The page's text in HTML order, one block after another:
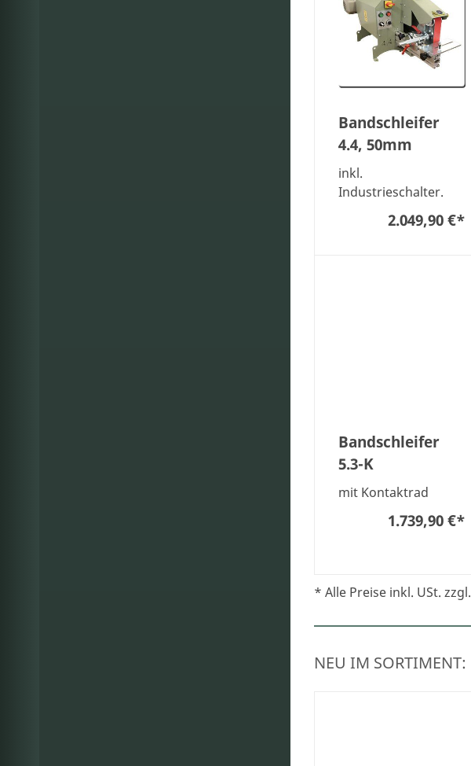
Bandschleifer
4.4, 50mm
inkl.
Industrieschalter.
2.049,90 €*
Bandschleifer
5.3-K
mit Kontaktrad
1.739,90 €*
* Alle Preise inkl. USt. zzgl.
NEU IM SORTIMENT: